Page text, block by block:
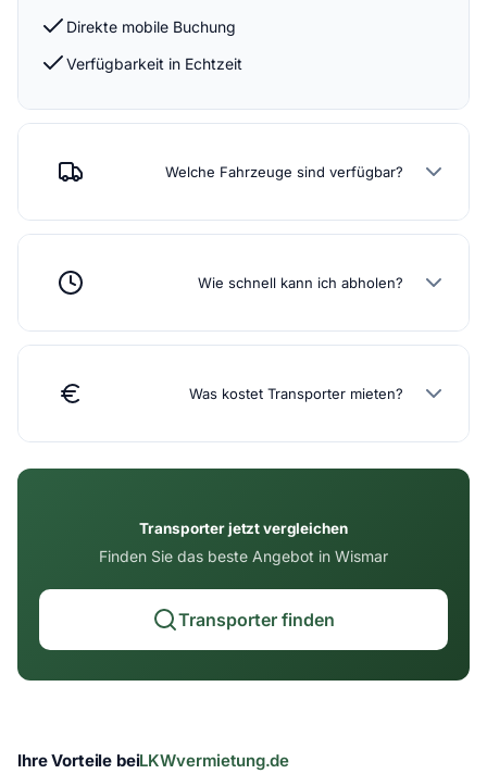
Direkte mobile Buchung
Verfügbarkeit in Echtzeit
Welche Fahrzeuge sind verfügbar?
Wie schnell kann ich abholen?
Was kostet Transporter mieten?
Transporter jetzt vergleichen
Finden Sie das beste Angebot in Wismar
Transporter finden
Ihre Vorteile beiLKWvermietung.de